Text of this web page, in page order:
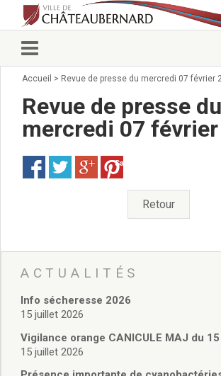
Vie municipale
Conseillers municipaux
Commissions 2026
Arrêtés du Maire
Services municipaux
Pour venir nous voir
administratives
Services Techniques
Affaires Scolaires
Vie associative
Police Municipale/
Cimetière/réglementation
Services en ligne
Accueil > Revue de presse du mercredi 07 février
Revue de presse du
mercredi 07
Save
Retour
ACTUALITÉS
Info sécheresse 2026
15 juillet 2026
Vigilance orange CANICULE MAJ du
15 juillet 2026